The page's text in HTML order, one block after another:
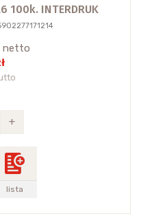
INTERDRUK
netto
+
lista